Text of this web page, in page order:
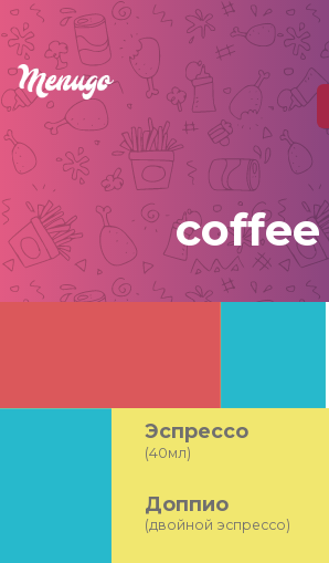
coffee
Эспрессо
(40мл)
Доппио
(двойной эспрессо)